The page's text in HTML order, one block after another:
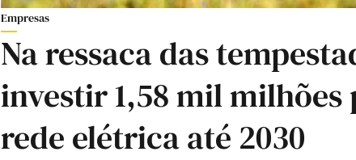
Empresas
Na ressaca das
investir 1,58 mil
rede elétrica até 2030